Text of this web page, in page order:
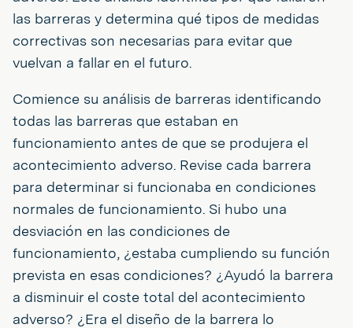
las barreras y determina qué tipos de medidas
correctivas son necesarias para evitar que
vuelvan a fallar en el futuro.
Comience su análisis de barreras identificando
todas las barreras que estaban en
funcionamiento antes de que se produjera el
acontecimiento adverso. Revise cada barrera
para determinar si funcionaba en condiciones
normales de funcionamiento. Si hubo una
desviación en las condiciones de
funcionamiento, ¿estaba cumpliendo su función
prevista en esas condiciones? ¿Ayudó la barrera
a disminuir el coste total del acontecimiento
adverso? ¿Era el diseño de la barrera lo